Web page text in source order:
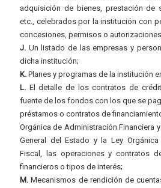
adquisición de bienes, prestación de
etc., celebrados por la institución con
concesiones, permisos o
J. Un listado de las empresas y
dicha institución;
K. Planes y programas de la institución
L. El detalle de los contratos de
fuente de los fondos con los que se
préstamos o contratos de
Orgánica de Administración Financiera
General del Estado y la Ley
Fiscal, las operaciones y contratos
financieros o tipos de interés;
M. Mecanismos de rendición de